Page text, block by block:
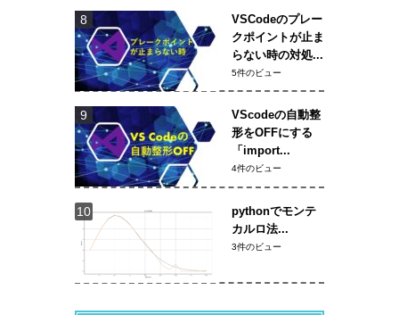
VSCodeのプレー
クポイントが止ま
らない時の対処...
5件のビュー
VScodeの自動整
形をOFFにする
「import...
4件のビュー
pythonでモンテ
カルロ法...
3件のビュー